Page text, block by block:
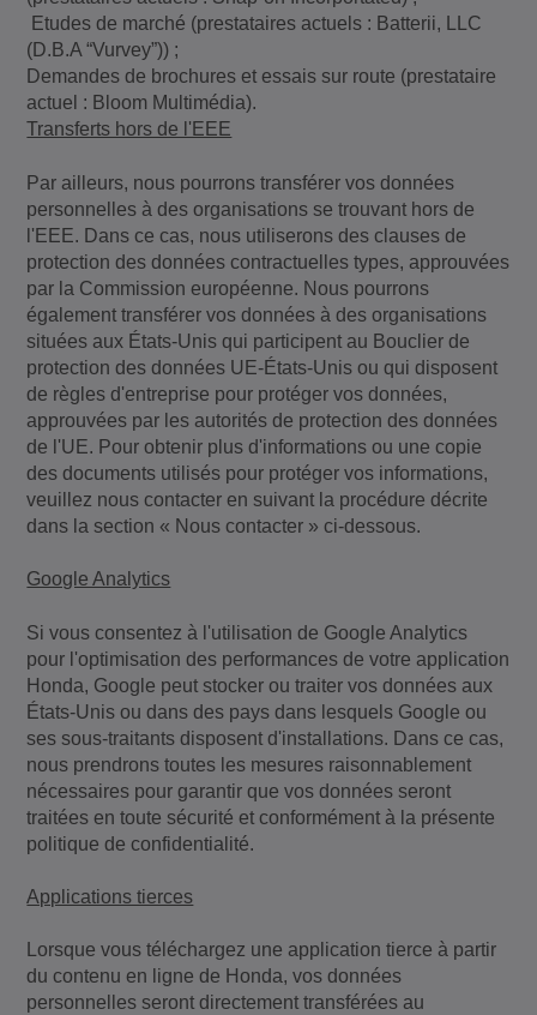
Etudes de marché (prestataires actuels : Batterii, LLC
(D.B.A “Vurvey”)) ;
Demandes de brochures et essais sur route (prestataire
actuel : Bloom Multimédia).
Transferts hors de l'EEE
Par ailleurs, nous pourrons transférer vos données
personnelles à des organisations se trouvant hors de
l'EEE. Dans ce cas, nous utiliserons des clauses de
protection des données contractuelles types, approuvées
par la Commission européenne. Nous pourrons
également transférer vos données à des organisations
situées aux États-Unis qui participent au Bouclier de
protection des données UE-États-Unis ou qui disposent
de règles d'entreprise pour protéger vos données,
approuvées par les autorités de protection des données
de l'UE. Pour obtenir plus d'informations ou une copie
des documents utilisés pour protéger vos informations,
veuillez nous contacter en suivant la procédure décrite
dans la section « Nous contacter » ci-dessous.
Google Analytics
Si vous consentez à l'utilisation de Google Analytics
pour l'optimisation des performances de votre application
Honda, Google peut stocker ou traiter vos données aux
États-Unis ou dans des pays dans lesquels Google ou
ses sous-traitants disposent d'installations. Dans ce cas,
nous prendrons toutes les mesures raisonnablement
nécessaires pour garantir que vos données seront
traitées en toute sécurité et conformément à la présente
politique de confidentialité.
Applications tierces
Lorsque vous téléchargez une application tierce à partir
du contenu en ligne de Honda, vos données
personnelles seront directement transférées au